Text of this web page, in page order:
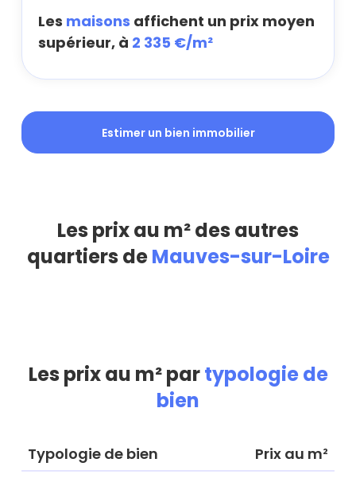
Les maisons affichent un prix moyen
supérieur, à 2 335 €/m²
Estimer un bien immobilier
Les prix au m² des autres
quartiers deMauves-sur-Loire
Les prix au m² partypologie de
bien
Typologie de bien Prix au m²